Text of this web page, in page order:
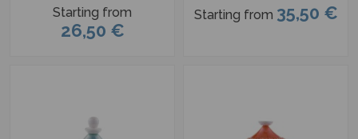
Starting from
26,50 €
Starting from 35,50 €